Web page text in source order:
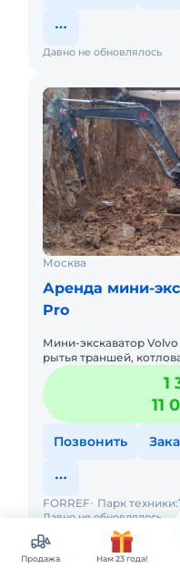
Давно не обновлялось
Москва
Аренда мини-
Pro
Мини-экскаватор
рытья траншей,
планировочных работ. Минимальные размеры
экскаватора
1
11
Позвонить
Давно не обновлялось
FORREF Парк техники:
Продажа Нам 23 года!